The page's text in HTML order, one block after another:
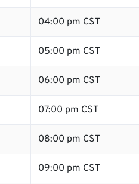
04:00 pm CST
05:00 pm CST
06:00 pm CST
07:00 pm CST
08:00 pm CST
09:00 pm CST